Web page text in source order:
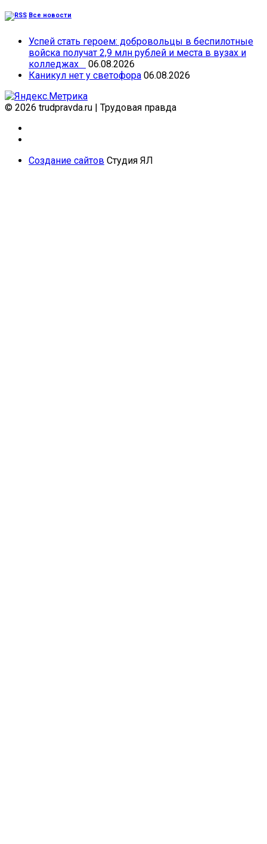
Все новости
Успей стать героем: добровольцы в беспилотные
войска получат 2,9 млн рублей и места в вузах и
колледжах
06.08.2026
Каникул нет у светофора 06.08.2026
© 2026 trudpravda.ru | Трудовая правда
Создание сайтов Студия ЯЛ